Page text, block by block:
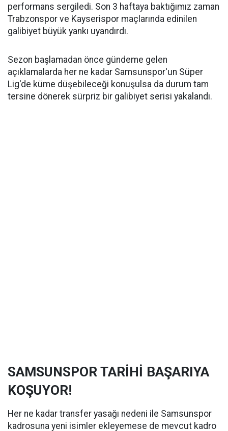
performans sergiledi. Son 3 haftaya baktığımız zaman
Trabzonspor ve Kayserispor maçlarında edinilen
galibiyet büyük yankı uyandırdı.
Sezon başlamadan önce gündeme gelen
açıklamalarda her ne kadar Samsunspor'un Süper
Lig'de küme düşebileceği konuşulsa da durum tam
tersine dönerek sürpriz bir galibiyet serisi yakalandı.
SAMSUNSPOR TARİHİ BAŞARIYA
KOŞUYOR!
Her ne kadar transfer yasağı nedeni ile Samsunspor
kadrosuna yeni isimler ekleyemese de mevcut kadro